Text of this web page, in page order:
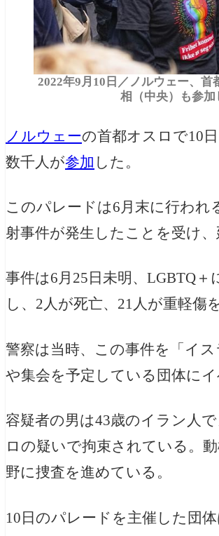
2022年9月10日／ノルウェー、
相（中央）も参加
ノルウェーの首都オスロで10
数千人が参加 した。
このパレードは6月末に行われ
射事件が発生したことを受け、
事件は6月25日未明、LGBTQ
し、2人が死亡、21人が重軽傷
警察は当時、この事件を「イ
や集会を予定している団体に
容疑者の男は43歳のイラン人
ロの疑いで拘束されている。
野に捜査を進めている。
10日のパレードを主催した団